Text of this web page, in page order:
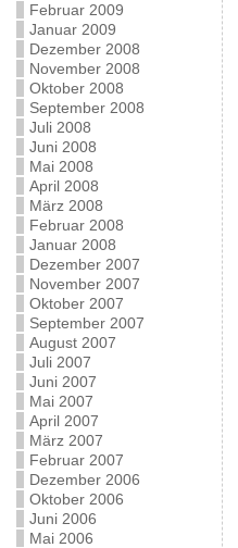
Februar 2009
Januar 2009
Dezember 2008
November 2008
Oktober 2008
September 2008
Juli 2008
Juni 2008
Mai 2008
April 2008
März 2008
Februar 2008
Januar 2008
Dezember 2007
November 2007
Oktober 2007
September 2007
August 2007
Juli 2007
Juni 2007
Mai 2007
April 2007
März 2007
Februar 2007
Dezember 2006
Oktober 2006
Juni 2006
Mai 2006